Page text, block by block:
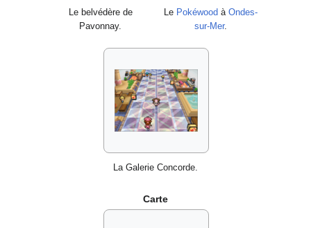
Le belvédère de
Pavonnay.
Le Pokéwood à Ondes-
sur-Mer.
La Galerie Concorde.
Carte